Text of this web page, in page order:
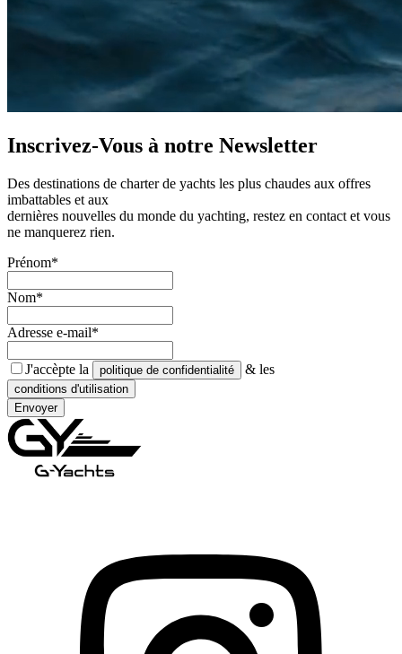
Inscrivez-Vous à notre Newsletter
Des destinations de charter de yachts les plus chaudes aux offres
imbattables et aux
dernières nouvelles du monde du yachting, restez en contact et vous
ne manquerez rien.
Prénom*
Nom*
Adresse e-mail*
J'accèpte la politique de confidentialité & les
conditions d'utilisation
Envoyer